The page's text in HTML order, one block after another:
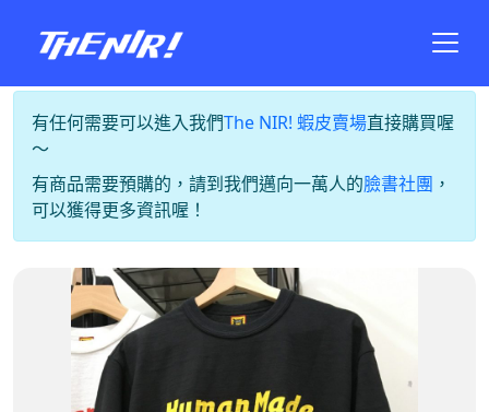
有任何需要可以進入我們The NIR! 蝦皮賣場直接購買喔
～
有商品需要預購的，請到我們邁向一萬人的臉書社團 ，
可以獲得更多資訊喔！